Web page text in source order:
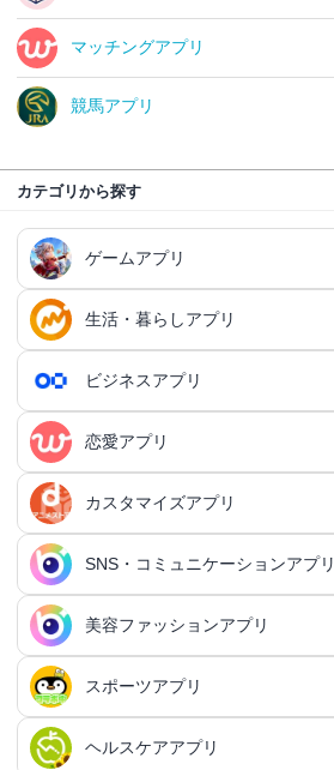
マッチングアプリ
競馬アプリ
カテゴリから探す
ゲームアプリ
ゲームアプリ総合
RPGアプリ
RPGアプリ総合
王道RPGアプリ
アクションRPGアプリ
シミュレーションRPGアプリ
ダンジョンRPGアプリ
MMORPGアプリ
放置系RPGアプリ
美少女RPGアプリ
アクションゲームアプリ
2Dアクションアプリ
3Dアクションアプリ
アクションRPGアプリ
MOBAアプリ
シミュレーションアプリ
シミュレーションアプリ総合
育成シミュレーションアプリ
戦略シミュレーションアプリ
箱庭シミュレーションアプリ
恋愛シミュレーションアプリ
歴史シミュレーションアプリ
対戦・協力ゲームアプリ
対戦・協力ゲームアプリ総合
オンライン対戦アプリ
協力・マルチプレイアプリ
シューティングゲームアプリ
FPSアプリ
TPSアプリ
アドベンチャーゲームアプリ
アドベンチャーゲームアプリ総合
ミステリーアドベンチャーアプリ
パズル・脳トレアプリ
パズル・脳トレアプリ総合
音楽ゲームアプリ
生活・暮らしアプリ
生活・暮らしアプリ総合
ファイナンスアプリ
家計簿アプリ
ふるさと納税アプリ
貯金アプリ
スマホ決済アプリ
クレジットカードアプリ
投資アプリ
確定申告アプリ
日記アプリ
SNS感覚の日記アプリ
交換日記アプリ
写真カレンダーアプリ
行動記録アプリ
行動記録アプリ総合
習慣化アプリ
ポイ活アプリ
ポイ活アプリ総合
レシートポイ活アプリ
歩いてお金を稼ぐアプリ
スケジューラ・時計アプリ
リマインダーアプリ
ライフログアプリ
持ち物管理アプリ
家事アプリ
ビジネスアプリ
ビジネスアプリ総合
タスク管理アプリ
タスク管理アプリ総合
個人タスク管理アプリ
タスク共有アプリ
プロジェクト管理アプリ
QRコードアプリ
QRコード読み取りアプリ
QRコード作成アプリ
janコード検索アプリ
OCRアプリ
OCRアプリ総合
翻訳カメラアプリ
議事録アプリ
議事録アプリ総合
文字起こしアプリ
顧客管理アプリ
恋愛アプリ
恋愛アプリ総合
マッチングアプリ
マッチングアプリ総合
20代向けマッチングアプリ
30代向けマッチングアプリ
40代向けマッチングアプリ
出会いアプリ
カップルアプリ
カップルアプリ総合
カップルSNSアプリ
デートアプリ
カスタマイズアプリ
カスタマイズアプリ総合
IFTTTアプリ
オートクリッカーアプリ
ネットワークアプリ
スマホ最適化アプリ
SNS・コミュニケーションアプリ
SNS・コミュニケーションアプリ総合
SNSアプリ
SNSアプリ総合
メールアプリ
美容ファッションアプリ
美容ファッションアプリ総合
ヘア・メイク・ネイルアプリ
スポーツアプリ
スポーツアプリ総合
ヘルスケアアプリ